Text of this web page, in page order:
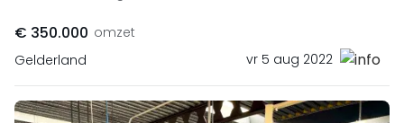
€ 350.000 omzet
Gelderland
vr 5 aug 2022